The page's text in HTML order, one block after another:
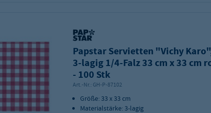
Papstar Servietten "Vichy
3-lagig 1/4-Falz 33 cm x 33 cm
- 100 Stk
Art.-Nr.: GH-P-87102
Größe: 33 x 33 cm
Materialstärke: 3-lagig